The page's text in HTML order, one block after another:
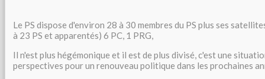
Le PS dispose d'environ 28 à 30 membres du PS plus ses
à 23 PS et apparentés) 6 PC, 1 PRG,
Il n'est plus hégémonique et il est de plus divisé, c'est une
perspectives pour un renouveau politique dans les prochaines